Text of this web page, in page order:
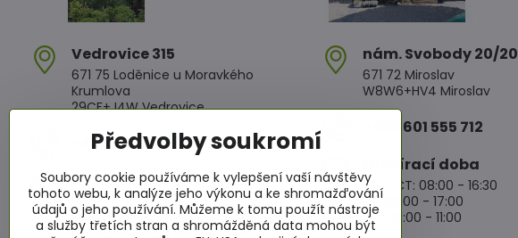
Vedrovice 315
671 75 Loděnice u Moravkého
Krumlova
29CF+J4W Vedrovice
+420 607 042 662
Otevírací doba
PO - PÁ: 08:00 - 11:00 13:00 - 17:00
SO : 08:00 - 11:30 13:00 - 16:30
NE : 08:00 - 11:30 14:00 - 16:00
nám​. Svobody 20/20
671 72 Miroslav
W8W6+HV4 Miroslav
+420 601 555 712
Otevírací doba
PO - ČT: 08:00 - 16:30
PÁ: 08:00 - 17:00
SO: 08:00 - 11:00
Předvolby soukromí
Soubory cookie používáme k vylepšení vaší návštěvy
tohoto webu, k analýze jeho výkonu a ke shromažďování
údajů o jeho používání. Můžeme k tomu použít nástroje
a služby třetích stran a shromážděná data mohou být